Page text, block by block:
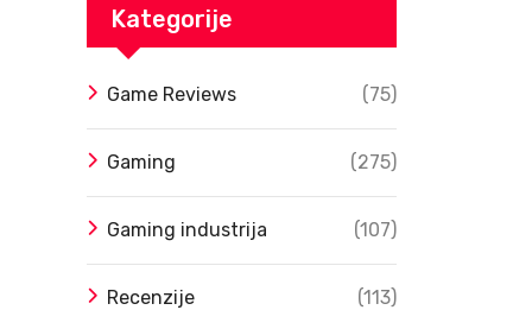
Kategorije
Game Reviews (75)
Gaming (275)
Gaming industrija (107)
Recenzije (113)